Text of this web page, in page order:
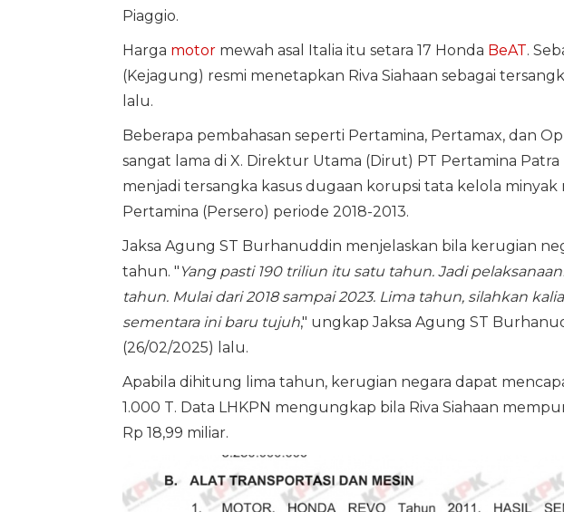
Piaggio.
Harga motormewah asal Italia itu setara 17 Honda BeAT.
(Kejagung) resmi menetapkan Riva Siahaan sebagai
lalu.
Beberapa pembahasan seperti Pertamina, Pertamax, dan
sangat lama di X. Direktur Utama (Dirut) PT Pertamina Patra
menjadi tersangka kasus dugaan korupsi tata kelola
Pertamina (Persero) periode 2018-2013.
Jaksa Agung ST Burhanuddin menjelaskan bila kerugian
tahun. " Yang pasti 190 triliun itu satu tahun. Jadi
tahun. Mulai dari 2018 sampai 2023. Lima tahun, silahkan
sementara ini baru tujuh," ungkap Jaksa Agung ST
(26/02/2025) lalu.
Apabila dihitung lima tahun, kerugian negara dapat
1.000 T. Data LHKPN mengungkap bila Riva Siahaan
Rp 18,99 miliar.